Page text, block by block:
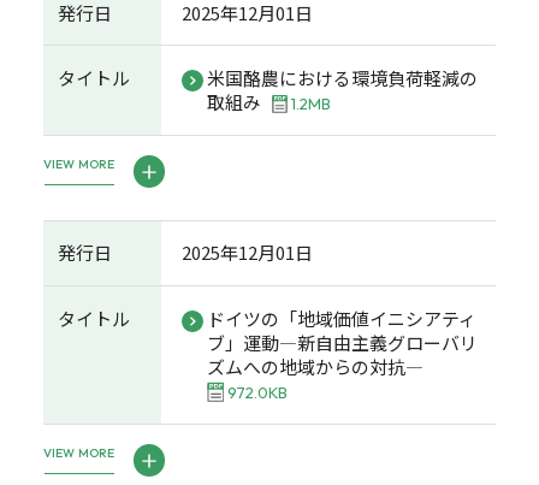
発行日 2025年12月01日
タイトル
米国酪農における環境負荷軽減の
取組み
1.2MB
VIEW MORE
発行日 2025年12月01日
タイトル
ドイツの「地域価値イニシアティ
ブ」運動―新自由主義グローバリ
ズムへの地域からの対抗―
972.0KB
VIEW MORE